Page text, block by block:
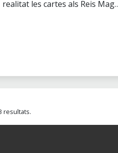
realitat les cartes als Reis Mags
resultats.